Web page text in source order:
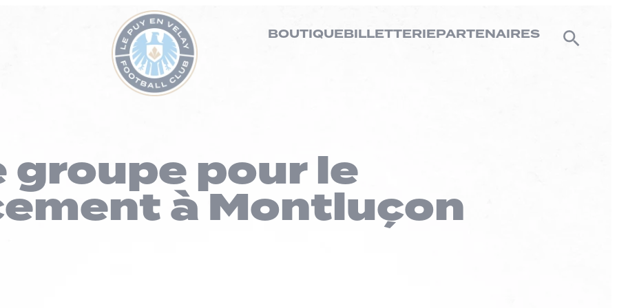
BOUTIQUEBILLETTERIEPARTENAIRES
groupe pour le
à Montluçon